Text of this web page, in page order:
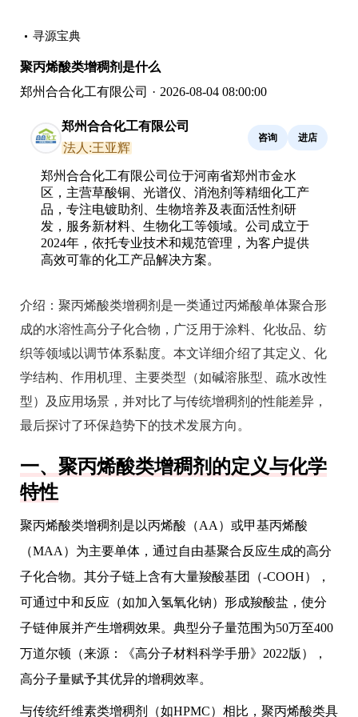
寻源宝典
聚丙烯酸类增稠剂是什么
郑州合合化工有限公司 · 2026-08-04 08:00:00
郑州合合化工有限公司
法人:王亚辉
咨询 进店
郑州合合化工有限公司位于河南省郑州市金水
区，主营草酸铜、光谱仪、消泡剂等精细化工产
品，专注电镀助剂、生物培养及表面活性剂研
发，服务新材料、生物化工等领域。公司成立于
2024年，依托专业技术和规范管理，为客户提供
高效可靠的化工产品解决方案。
介绍： 聚丙烯酸类增稠剂是一类通过丙烯酸单体聚合形
成的水溶性高分子化合物，广泛用于涂料、化妆品、纺
织等领域以调节体系黏度。本文详细介绍了其定义、化
学结构、作用机理、主要类型（如碱溶胀型、疏水改性
型）及应用场景，并对比了与传统增稠剂的性能差异，
最后探讨了环保趋势下的技术发展方向。
一、聚丙烯酸类增稠剂的定义与化学
特性
聚丙烯酸类增稠剂是以丙烯酸（AA）或甲基丙烯酸
（MAA）为主要单体，通过自由基聚合反应生成的高分
子化合物。其分子链上含有大量羧酸基团（-COOH），
可通过中和反应（如加入氢氧化钠）形成羧酸盐，使分
子链伸展并产生增稠效果。典型分子量范围为50万至400
万道尔顿（来源：《高分子材料科学手册》2022版），
高分子量赋予其优异的增稠效率。
与传统纤维素类增稠剂（如HPMC）相比，聚丙烯酸类具